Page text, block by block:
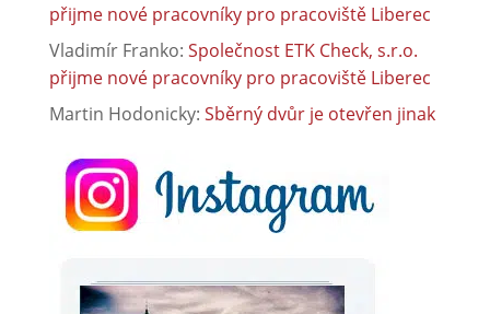
přijme nové pracovníky pro pracoviště Liberec
Vladimír Franko: Společnost ETK Check, s.r.o.
přijme nové pracovníky pro pracoviště Liberec
Martin Hodonicky: Sběrný dvůr je otevřen jinak